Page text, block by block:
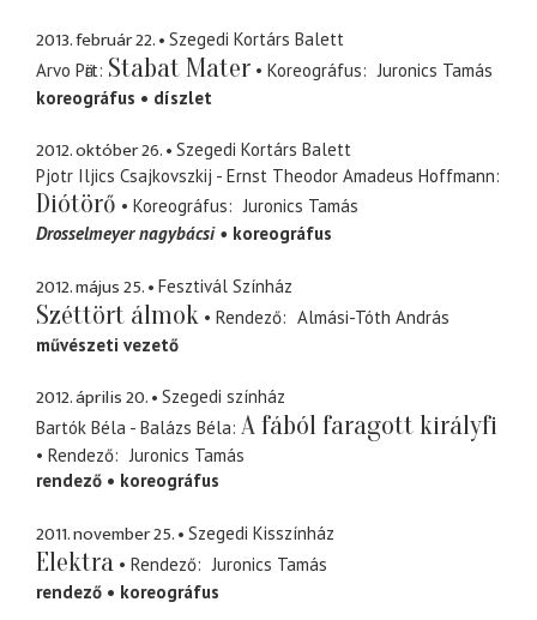
2013. február 22.
Szegedi Kortárs Balett
Arvo Pӓrt Stabat Mater Koreográfus
Juronics Tamás
koreográfus
díszlet
2012. október 26.
Szegedi Kortárs Balett
Pjotr Iljics Csajkovszkij - Ernst Theodor Amadeus Hoffmann
Diótörő Koreográfus
Juronics Tamás
Drosselmeyer nagybácsi
koreográfus
2012. május 25. Fesztivál Színház
Széttört álmok Rendező
Almási-Tóth András
művészeti vezető
2012. április 20.
Szegedi színház
Bartók Béla - Balázs Béla A fából faragott királyfi
Rendező
Juronics Tamás
rendező
koreográfus
2011. november 25. Szegedi Kisszínház
Elektra Rendező
Juronics Tamás
rendező
koreográfus